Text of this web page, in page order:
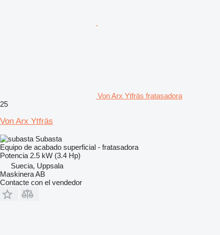
Von Arx Ytfräs fratasadora
25
Von Arx Ytfräs
Subasta
Equipo de acabado superficial - fratasadora
Potencia 2.5 kW (3.4 Hp)
Suecia, Uppsala
Maskinera AB
Contacte con el vendedor